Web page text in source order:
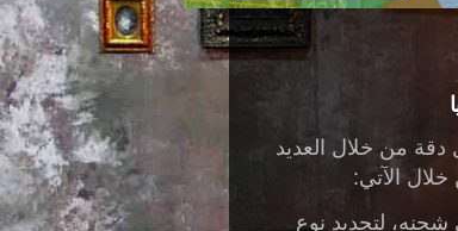
دقة من خلال العديد
الآتي:
لتحديد نوع